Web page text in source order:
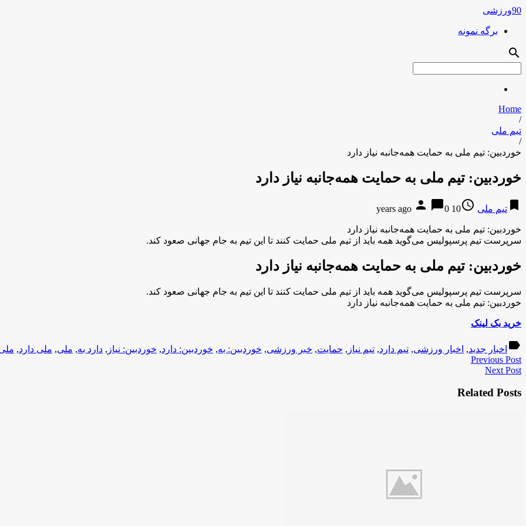
90ورزشی
برگه نمونه
search
Home
/
تیم ملی
/
خوردبین: تیم ملی به حمایت همه‌جانبه نیاز دارد
خوردبین: تیم ملی به حمایت همه‌جانبه نیاز دارد
bookmark تیم ملی access_time
10 years ago
person chat_bubble0
خوردبین: تیم ملی به حمایت همه‌جانبه نیاز دارد
سرپرست تیم پرسپولیس می‌گوید همه باید از تیم ملی حمایت کنند تا این تیم به جام جهانی صعود کند.
خوردبین: تیم ملی به حمایت همه‌جانبه نیاز دارد
سرپرست تیم پرسپولیس می‌گوید همه باید از تیم ملی حمایت کنند تا این تیم به جام جهانی صعود کند.
خوردبین: تیم ملی به حمایت همه‌جانبه نیاز دارد
خرید بک لینک
label اخبار جدید, اخبار ورزشی, تیم دارد, تیم نیاز , حمایت, خبر ورزشی, خوردبین: به, خوردبین: دارد, خوردبین: نیاز , دارد به, ملی, ملی دارد,
Previous Post
Next Post
Related Posts